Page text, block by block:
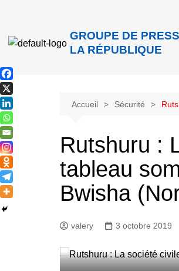
GROUPE DE
LA RÉPUBLIQUE
Accueil Sécurité
Rutshuru :
tableau
Bwisha
valery 3 octobre 2019